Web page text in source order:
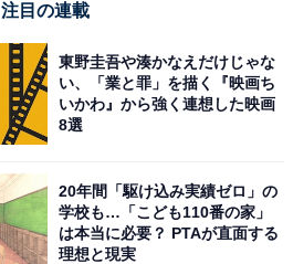
注目の連載
東野圭吾や湊かなえだけじゃな
い、「業と罪」を描く『映画ち
いかわ』から強く連想した映画
8選
20年間「駆け込み実績ゼロ」の
学校も…「こども110番の家」
は本当に必要？ PTAが直面する
理想と現実